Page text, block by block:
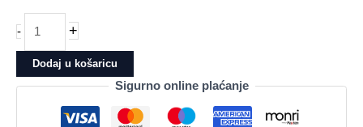
-
ThinkSystem
M.2
SATA
+
Dodaj u košaricu
Sigurno online plaćanje